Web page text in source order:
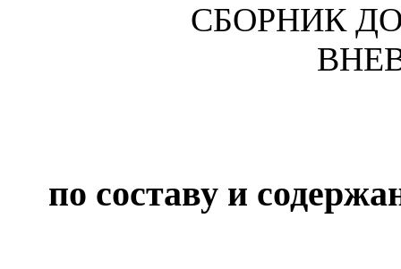
СБОРНИК
по составу и